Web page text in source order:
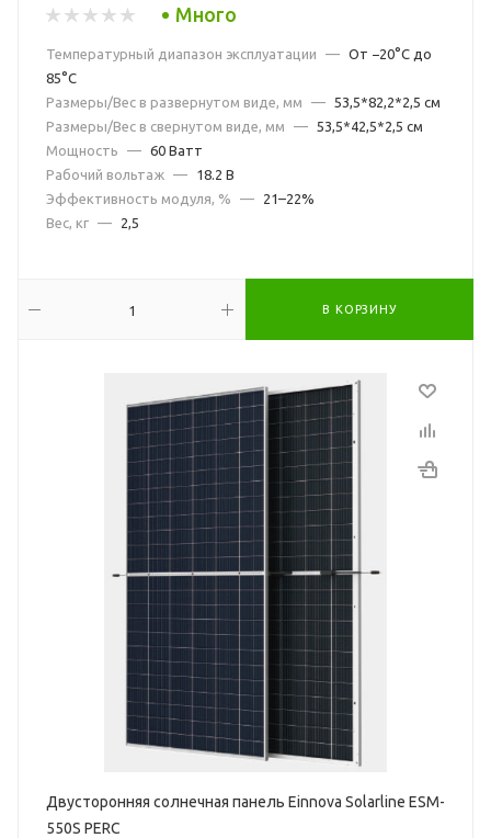
Много
Температурный диапазон эксплуатации — От −20°C до
85°C
Размеры/Вес в развернутом виде, мм
— 53,5*82,2*2,5 см
Размеры/Вес в свернутом виде, мм
— 53,5*42,5*2,5 см
Мощность
— 60 Ватт
Рабочий вольтаж —
18.2 В
Эффективность модуля, %
—
21–22%
Вес, кг — 2,5
В КОРЗИНУ
Двусторонняя солнечная панель Einnova Solarline ESM-
550S PERC